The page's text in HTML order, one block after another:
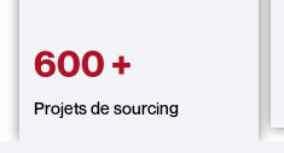
600+
Projets de sourcing